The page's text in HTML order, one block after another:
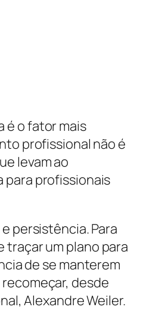
é o fator mais
profissional não é
levam ao
para profissionais
persistência. Para
um plano para
de se manterem
desde
Alexandre Weiler.